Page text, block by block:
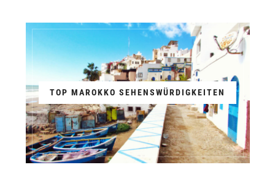
TOP MAROKKO SEHENSWÜRDIGKEITEN